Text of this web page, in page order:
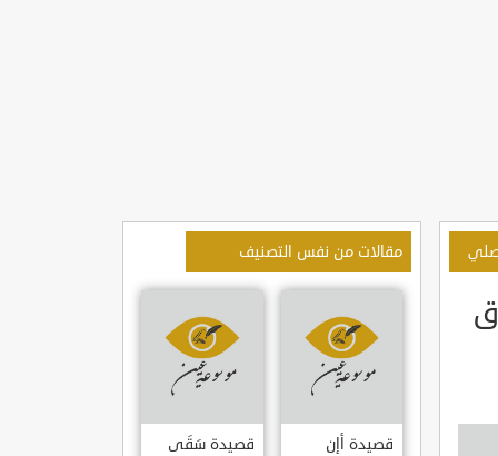
مقالات من نفس التصنيف
قصيدة أإن
قصيدة سَقَى